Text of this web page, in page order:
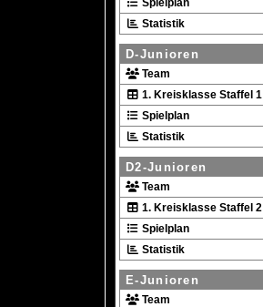
Spielplan
Statistik
D-Junioren
Team
1. Kreisklasse Staffel 1
Spielplan
Statistik
D2-Junioren
Team
1. Kreisklasse Staffel 2
Spielplan
Statistik
E-Junioren
Team